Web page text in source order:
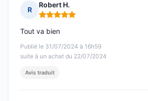
R
Robert H.
Note : 5 sur 5
Publié le 31/07/2024 à 16h59
suite à un achat du 22/07/2024
Tout va bien
Avis traduit